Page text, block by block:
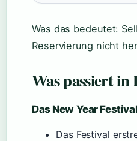
Was das bedeutet:
Reservierung nicht
Was passiert in
Das New Year Festival
Das Festival